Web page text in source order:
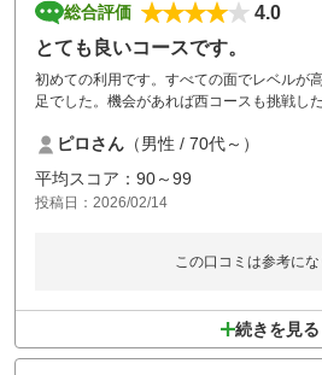
総合評価
4.0
とても良いコースです。
初めての利用です。すべての面でレベルが
足でした。機会があれば西コースも挑戦した
ピロさん （男性 / 70代～）
平均スコア：90～99
投稿日：2026/02/14
この口コミは参考に
続きを見る